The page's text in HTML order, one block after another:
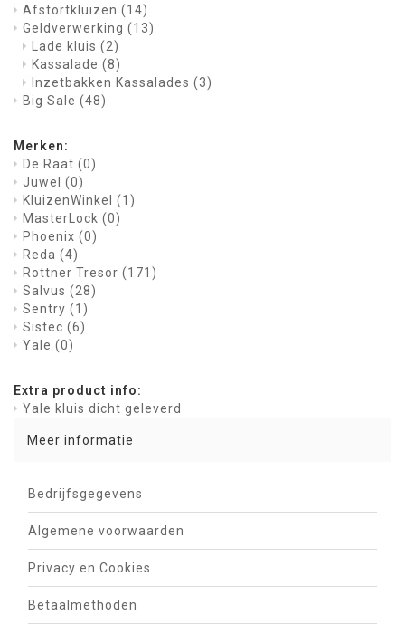
Afstortkluizen (14)
Geldverwerking (13)
Lade kluis (2)
Kassalade (8)
Inzetbakken Kassalades (3)
Big Sale (48)
Merken:
De Raat (0)
Juwel (0)
KluizenWinkel (1)
MasterLock (0)
Phoenix (0)
Reda (4)
Rottner Tresor (171)
Salvus (28)
Sentry (1)
Sistec (6)
Yale (0)
Extra product info:
Yale kluis dicht geleverd
Meer informatie
Bedrijfsgegevens
Algemene voorwaarden
Privacy en Cookies
Betaalmethoden